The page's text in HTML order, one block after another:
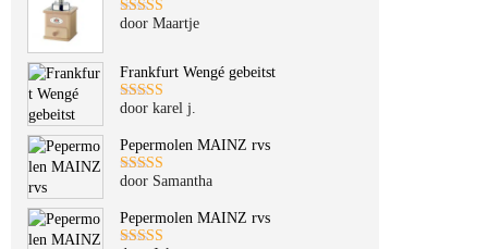
Gewaardeerd
door Maartje
Frankfurt Wengé gebeitst
Gewaardeerd
door karel j.
Pepermolen MAINZ rvs
Gewaardeerd
door Samantha
Pepermolen MAINZ rvs